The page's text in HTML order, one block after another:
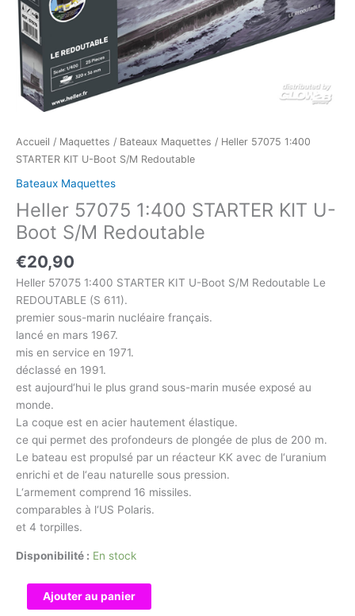
Accueil / Maquettes / Bateaux Maquettes / Heller 57075 1:400
STARTER KIT U-Boot S/M Redoutable
Bateaux Maquettes
Heller 57075 1:400 STARTER KIT U-
Boot S/M Redoutable
€20,90
Heller 57075 1:400 STARTER KIT U-Boot S/M Redoutable Le
REDOUTABLE (S 611).
premier sous-marin nucléaire français.
lancé en mars 1967.
mis en service en 1971.
déclassé en 1991.
est aujourd‘hui le plus grand sous-marin musée exposé au
monde.
La coque est en acier hautement élastique.
ce qui permet des profondeurs de plongée de plus de 200 m.
Le bateau est propulsé par un réacteur KK avec de l‘uranium
enrichi et de l‘eau naturelle sous pression.
L‘armement comprend 16 missiles.
comparables à l‘US Polaris.
et 4 torpilles.
Disponibilité : En stock
quantité
de
Ajouter au panier